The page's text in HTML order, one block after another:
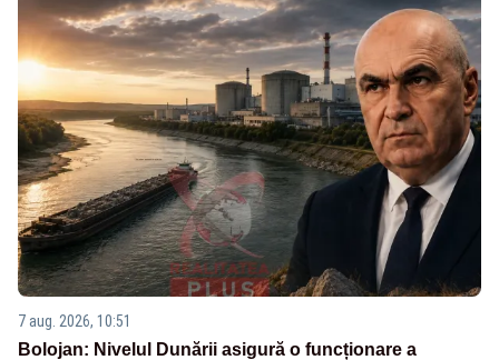
7 aug. 2026, 10:51
Bolojan: Nivelul Dunării asigură o funcționare a